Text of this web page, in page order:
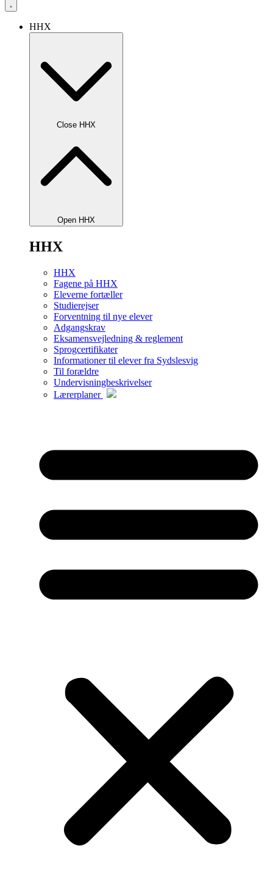
HHX
Close HHX
Open HHX
HHX
HHX
Fagene på HHX
Eleverne fortæller
Studierejser
Forventning til nye elever
Adgangskrav
Eksamensvejledning & reglement
Sprogcertifikater
Informationer til elever fra Sydslesvig
Til forældre
Undervisningbeskrivelser
Lærerplaner